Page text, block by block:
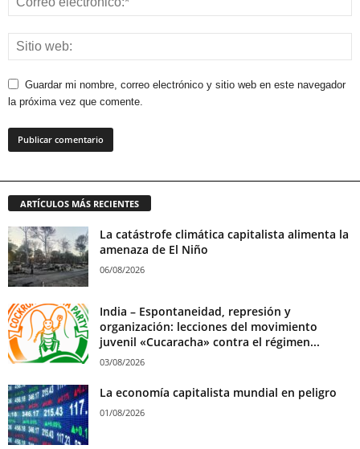
Guardar mi nombre, correo electrónico y sitio web en este navegador
la próxima vez que comente.
ARTÍCULOS MÁS RECIENTES
La catástrofe climática capitalista alimenta la
amenaza de El Niño
06/08/2026
India – Espontaneidad, represión y
organización: lecciones del movimiento
juvenil «Cucaracha» contra el régimen...
03/08/2026
La economía capitalista mundial en peligro
01/08/2026